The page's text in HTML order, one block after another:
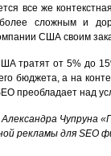
все же
сложным и
США своим
тратят от 5% до
бюджета, а на
преобладает над
Чупруна
рекламы для SEO